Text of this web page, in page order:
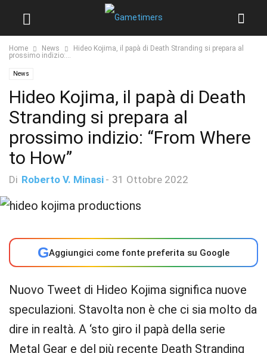
Home News
Hideo Kojima, il papà di Death Stranding si prepara al
prossimo indizio:...
News
Hideo Kojima, il papà di Death
Stranding si prepara al
prossimo indizio: “From Where
to How”
Di Roberto V. Minasi - 31 Ottobre 2022
GAggiungici come fonte preferita su Google
Nuovo Tweet di Hideo Kojima significa nuove
speculazioni. Stavolta non è che ci sia molto da
dire in realtà. A ‘sto giro il papà della serie
Metal Gear e del più recente Death Stranding